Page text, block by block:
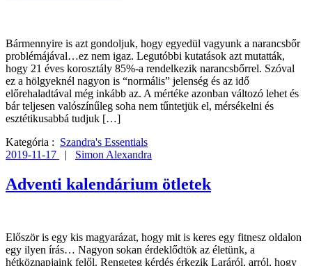
Bármennyire is azt gondoljuk, hogy egyedül vagyunk a narancsbőr
problémájával…ez nem igaz. Legutóbbi kutatások azt mutatták,
hogy 21 éves korosztály 85%-a rendelkezik narancsbőrrel. Szóval
ez a hölgyeknél nagyon is “normális” jelenség és az idő
előrehaladtával még inkább az. A mértéke azonban változó lehet és
bár teljesen valószínűleg soha nem tűntetjük el, mérsékelni és
esztétikusabbá tudjuk […]
Kategória : Szandra's Essentials
2019-11-17
| Simon Alexandra
Adventi kalendárium ötletek
Először is egy kis magyarázat, hogy mit is keres egy fitnesz oldalon
egy ilyen írás… Nagyon sokan érdeklődtök az életünk, a
hétköznapjaink felől. Rengeteg kérdés érkezik Laráról, arról, hogy